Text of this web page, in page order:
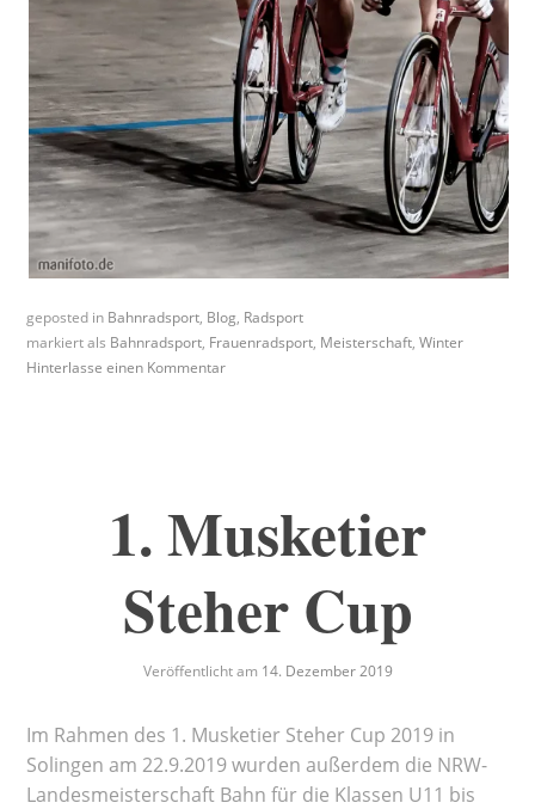
geposted in Bahnradsport, Blog, Radsport
markiert als Bahnradsport, Frauenradsport, Meisterschaft,Winter
Hinterlasse einen Kommentar
1. Musketier
Steher Cup
Veröffentlicht am 14. Dezember 2019
Im Rahmen des 1. Musketier Steher Cup 2019 in
Solingen am 22.9.2019 wurden außerdem die NRW-
Landesmeisterschaft Bahn für die Klassen U11 bis